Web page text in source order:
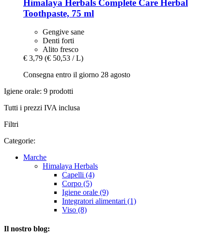
Himalaya Herbals Complete Care Herbal
Toothpaste, 75 ml
Gengive sane
Denti forti
Alito fresco
€ 3,79 (€ 50,53 / L)
Consegna entro il giorno 28 agosto
Igiene orale: 9 prodotti
Tutti i prezzi IVA inclusa
Filtri
Categorie:
Marche
Himalaya Herbals
Capelli (4)
Corpo (5)
Igiene orale (9)
Integratori alimentari (1)
Viso (8)
Il nostro blog: